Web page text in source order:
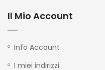
Il Mio Account
Info Account
I miei indirizzi